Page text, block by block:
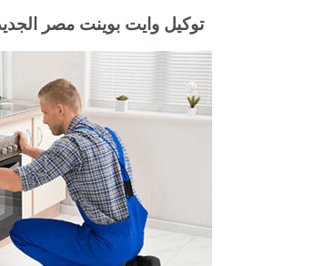
توكيل وايت بوينت مصر